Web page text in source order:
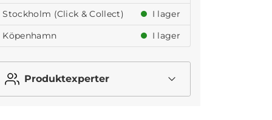
Stockholm (Click & Collect)
I lager
Köpenhamn
I lager
Produktexperter